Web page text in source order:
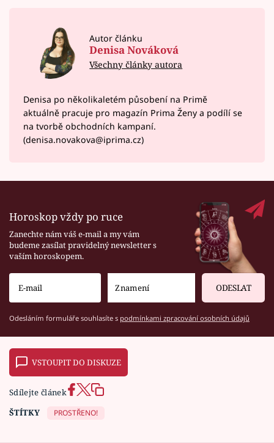
Autor článku
Denisa Nováková
Všechny články autora
Denisa po několikaletém působení na Primě
aktuálně pracuje pro magazín Prima Ženy a podílí se
na tvorbě obchodních kampaní.
(denisa.novakova@iprima.cz)
Horoskop vždy po ruce
Zanechte nám váš e-mail a my vám
budeme zasílat pravidelný newsletter s
vaším horoskopem.
ODESLAT
Odesláním formuláře souhlasíte s podmínkami zpracování osobních údajů
VSTOUPIT DO DISKUZE
Sdílejte článek
ŠTÍTKY
PROSTŘENO!